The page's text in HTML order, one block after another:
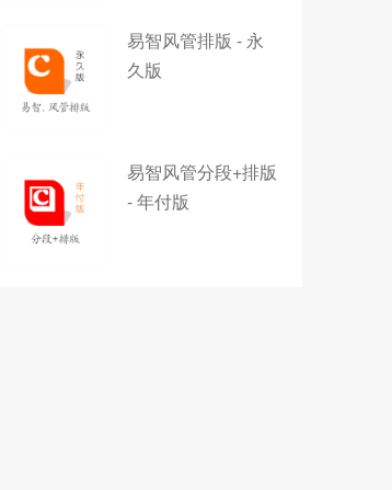
易智风管排版 - 永
久版
易智风管分段+排版
- 年付版